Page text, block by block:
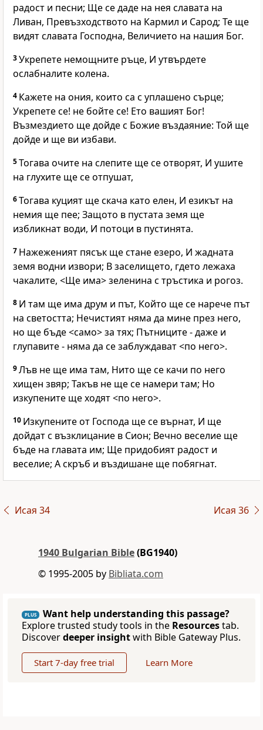
радост и песни; Ще се даде на нея славата на
Ливан, Превъзходството на Кармил и Сарод; Те ще
видят славата Господна, Величието на нашия Бог.
3Укрепете немощните ръце, И утвърдете
ослабналите колена.
4 Кажете на ония, които са с уплашено сърце;
Укрепете се! не бойте се! Ето вашият Бог!
Възмездието ще дойде с Божие въздаяние: Той ще
дойде и ще ви избави.
5Тогава очите на слепите ще се отворят, И ушите
на глухите ще се отпушат,
6Тогава куцият ще скача като елен, И езикът на
немия ще пее; Защото в пустата земя ще
избликнат води, И потоци в пустинята.
7 Нажеженият пясък ще стане езеро, И жадната
земя водни извори; В заселището, гдето лежаха
чакалите, <Ще има> зеленина с тръстика и рогоз.
8 И там ще има друм и път, Който ще се нарече път
на светостта; Нечистият няма да мине през него,
но ще бъде <само> за тях; Пътниците - даже и
глупавите - няма да се заблуждават <по него>.
9Лъв не ще има там, Нито ще се качи по него
хищен звяр; Такъв не ще се намери там; Но
изкупените ще ходят <по него>.
10 Изкупените от Господа ще се върнат, И ще
дойдат с възклицание в Сион; Вечно веселие ще
бъде на главата им; Ще придобият радост и
веселие; А скръб и въздишане ще побягнат.
Исая 34 Исая 36
1940 Bulgarian Bible(BG1940)
© 1995-2005 by Bibliata.com
PLUS
Want help understanding this passage?
Explore trusted study tools in the Resourcestab.
Discoverdeeper insightwith Bible Gateway Plus.
Start 7-day free trial Learn More